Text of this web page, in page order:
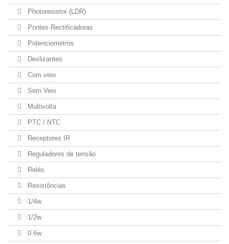
Photoresistor (LDR)
Pontes Rectificadoras
Potenciometros
Deslizantes
Com veio
Sem Veio
Multivolta
PTC / NTC
Receptores IR
Reguladores de tensão
Relés
Resistências
1/4w
1/2w
0.6w